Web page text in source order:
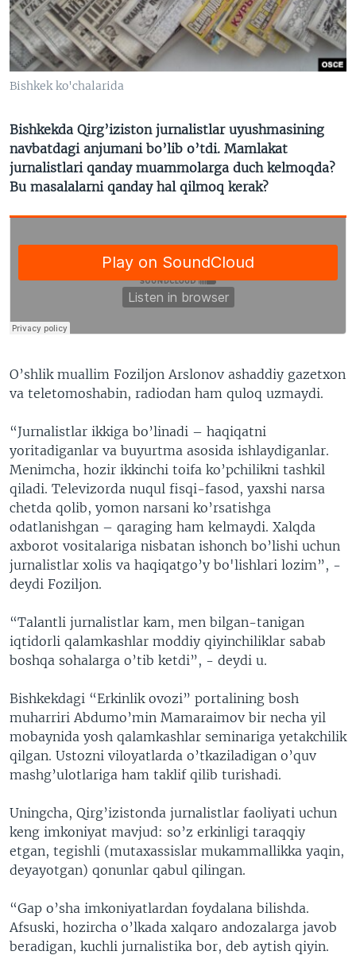
VIDEO
XABARLAR SURATLARDA
ODNOKLASSNIKI
TELEGRAM
TWITTER
Bishkek ko'chalarida
Bishkekda Qirg’iziston jurnalistlar uyushmasining
navbatdagi anjumani bo’lib o’tdi. Mamlakat
jurnalistlari qanday muammolarga duch kelmoqda?
Bu masalalarni qanday hal qilmoq kerak?
​O’shlik muallim Foziljon Arslonov ashaddiy gazetxon
va teletomoshabin, radiodan ham quloq uzmaydi.
“Jurnalistlar ikkiga bo’linadi – haqiqatni
yoritadiganlar va buyurtma asosida ishlaydiganlar.
Menimcha, hozir ikkinchi toifa ko’pchilikni tashkil
qiladi. Televizorda nuqul fisqi-fasod, yaxshi narsa
chetda qolib, yomon narsani ko’rsatishga
odatlanishgan – qaraging ham kelmaydi. Xalqda
axborot vositalariga nisbatan ishonch bo’lishi uchun
jurnalistlar xolis va haqiqatgo’y bo'lishlari lozim”, -
deydi Foziljon.
“Talantli jurnalistlar kam, men bilgan-tanigan
iqtidorli qalamkashlar moddiy qiyinchiliklar sabab
boshqa sohalarga o’tib ketdi”, - deydi u.
Bishkekdagi “Erkinlik ovozi” portalining bosh
muharriri Abdumo’min Mamaraimov bir necha yil
mobaynida yosh qalamkashlar seminariga yetakchilik
qilgan. Ustozni viloyatlarda o’tkaziladigan o’quv
mashg’ulotlariga ham taklif qilib turishadi.
Uningcha, Qirg’izistonda jurnalistlar faoliyati uchun
keng imkoniyat mavjud: so’z erkinligi taraqqiy
etgan, tegishli (mutaxassislar mukammallikka yaqin,
deyayotgan) qonunlar qabul qilingan.
“Gap o’sha imkoniyatlardan foydalana bilishda.
Afsuski, hozircha o’lkada xalqaro andozalarga javob
beradigan, kuchli jurnalistika bor, deb aytish qiyin.